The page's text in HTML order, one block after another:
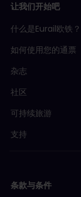
让我们开始吧
什么是Eurail欧铁？
如何使用您的通票
杂志
社区
可持续旅游
支持
条款与条件